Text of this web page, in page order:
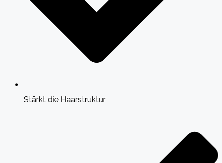
Stärkt die Haarstruktur